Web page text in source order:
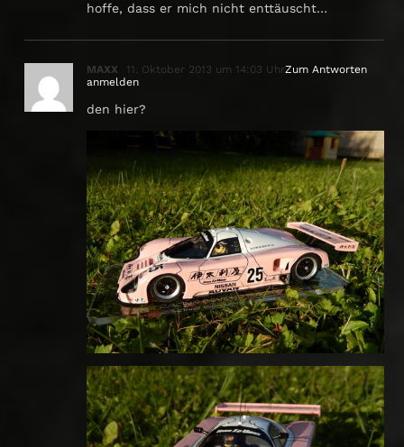
hoffe, dass er mich nicht enttäuscht…
MAXX 11. Oktober 2013 um 14:03 UhrZum Antworten
anmelden
den hier?